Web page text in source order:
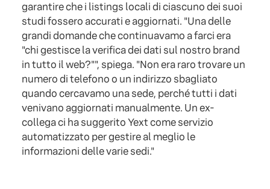
garantire che i listings locali di ciascuno dei suoi
studi fossero accurati e aggiornati. "Una delle
grandi domande che continuavamo a farci era
"chi gestisce la verifica dei dati sul nostro brand
in tutto il web?"", spiega. "Non era raro trovare un
numero di telefono o un indirizzo sbagliato
quando cercavamo una sede, perché tutti i dati
venivano aggiornati manualmente. Un ex-
collega ci ha suggerito Yext come servizio
automatizzato per gestire al meglio le
informazioni delle varie sedi."